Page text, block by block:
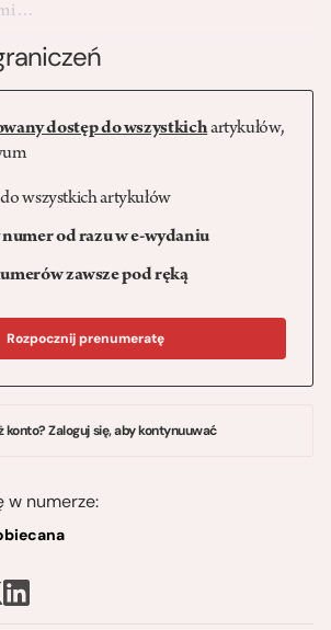
dostęp do wszystkichartykułów,
wszystkich artykułów
od razu w e-wydaniu
zawsze pod ręką
Rozpocznij prenumeratę
konto? Zaloguj się, aby kontynuuwać
w numerze: